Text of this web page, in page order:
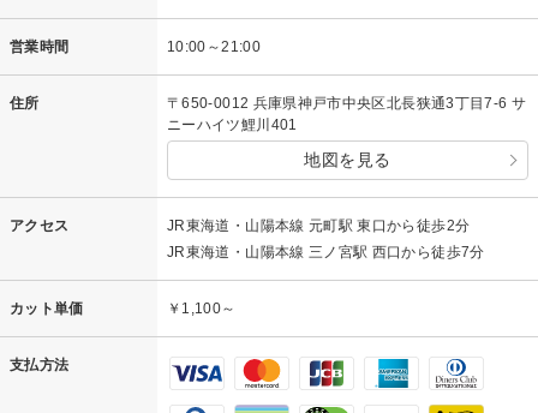
営業時間 10:00～21:00
住所
〒650-0012 兵庫県神戸市中央区北長狭通3丁目7-6 サ
ニーハイツ鯉川401
地図を見る
アクセス
JR東海道・山陽本線 元町駅 東口から徒歩2分
JR東海道・山陽本線 三ノ宮駅 西口から徒歩7分
カット単価 ￥1,100～
支払方法